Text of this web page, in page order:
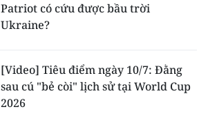
Patriot có cứu được bầu trời
Ukraine?
[Video] Tiêu điểm ngày 10/7: Đằng
sau cú "bẻ còi" lịch sử tại World Cup
2026